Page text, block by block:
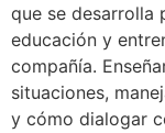
que se desarrolla
educación y
compañía.
situaciones,
y cómo dialogar